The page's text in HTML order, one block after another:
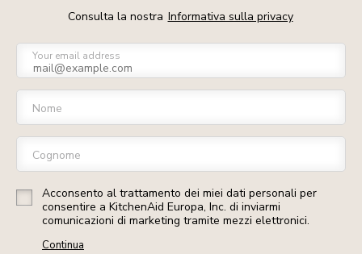
Consulta la nostra Informativa sulla privacy
Your email address
Nome
Cognome
Acconsento al trattamento dei miei dati personali per
consentire a KitchenAid Europa, Inc. di inviarmi
comunicazioni di marketing tramite mezzi elettronici.
Continua